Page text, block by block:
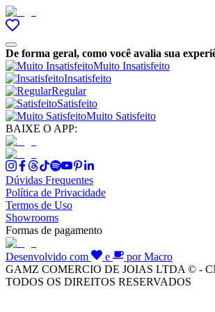
De forma geral, como você avalia sua
Muito Insatisfeito
Insatisfeito
Regular
Satisfeito
Muito Satisfeito
BAIXE O APP:
Dúvidas Frequentes
Política de Privacidade
Termos de Uso
Showrooms
Formas de pagamento
Desenvolvido com e
por Macro
GAMZ COMERCIO DE JOIAS LTDA © -
TODOS OS DIREITOS RESERVADOS